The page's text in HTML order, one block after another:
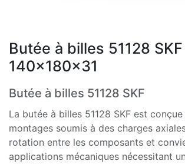
Butée à billes 51128
140x180x31
Butée à billes 51128 SKF
La butée à billes 51128 SKF est
montages soumis à des charges
rotation entre les composants et
applications mécaniques nécessitant